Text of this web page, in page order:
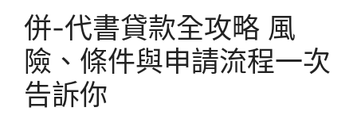
併-代書貸款全攻略 風
險、條件與申請流程一次
告訴你